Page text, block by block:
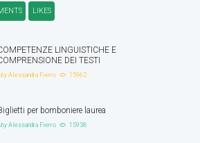
LIKES
LINGUISTICHE E
DEI TESTI
byAlessandra Fierro 15962
per bomboniere laurea
byAlessandra Fierro 15938